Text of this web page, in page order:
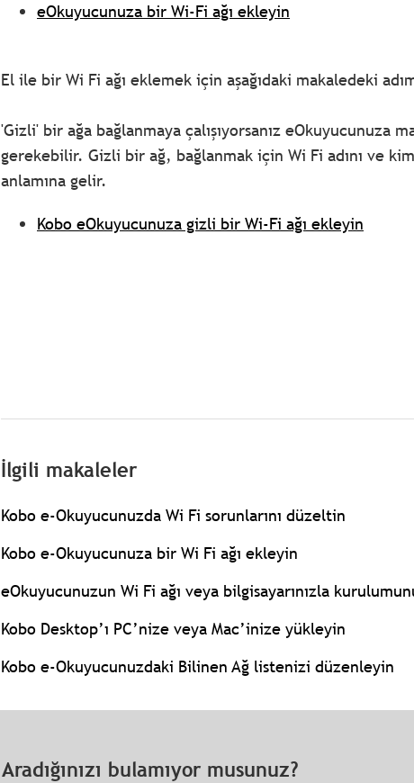
eOkuyucunuza bir Wi-Fi ağı ekleyin
El ile bir Wi Fi ağı eklemek için aşağıdaki makaledeki
'Gizli' bir ağa bağlanmaya çalışıyorsanız eOkuyucunuza
gerekebilir. Gizli bir ağ, bağlanmak için Wi Fi adını ve
anlamına gelir.
Kobo eOkuyucunuza gizli bir Wi-Fi ağı ekleyin
İlgili makaleler
Kobo e-Okuyucunuzda Wi Fi sorunlarını düzeltin
Kobo e-Okuyucunuza bir Wi Fi ağı ekleyin
eOkuyucunuzun Wi Fi ağı veya bilgisayarınızla
Kobo Desktop’ı PC’nize veya Mac’inize yükleyin
Kobo e-Okuyucunuzdaki Bilinen Ağ listenizi düzenleyin
Aradığınızı bulamıyor musunuz?